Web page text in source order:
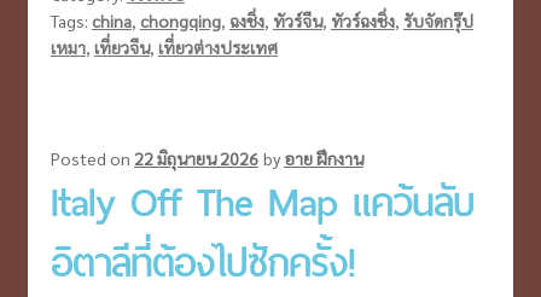
เมือง
มา
มังกร
5วัน
ไม่
Tags: china, chongqing, ฉงชิ่ง, ทัวร์จีน, ทัวร์ฉงชิ่ง, รับจัดกรุ๊ป
เหมา, เที่ยวจีน, เที่ยวต่างประเทศ
Posted on 22 มิถุนายน 2026 by อาย ฝึกงาน
Italy Off The Map แคว้นลับ
อิตาลีที่ต้องไปซักครั้ง!